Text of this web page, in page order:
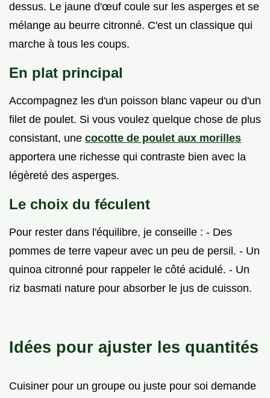
dessus. Le jaune d'œuf coule sur les asperges et se
mélange au beurre citronné. C'est un classique qui
marche à tous les coups.
En plat principal
Accompagnez les d'un poisson blanc vapeur ou d'un
filet de poulet. Si vous voulez quelque chose de plus
consistant, une cocotte de poulet aux morilles
apportera une richesse qui contraste bien avec la
légèreté des asperges.
Le choix du féculent
Pour rester dans l'équilibre, je conseille : - Des
pommes de terre vapeur avec un peu de persil. - Un
quinoa citronné pour rappeler le côté acidulé. - Un
riz basmati nature pour absorber le jus de cuisson.
Idées pour ajuster les quantités
Cuisiner pour un groupe ou juste pour soi demande